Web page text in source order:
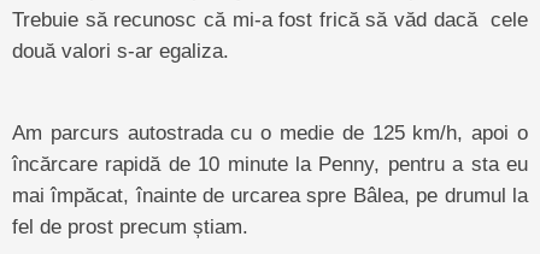
Trebuie să recunosc că mi-a fost frică să văd dacă cele
două valori s-ar egaliza.
Am parcurs autostrada cu o medie de 125 km/h, apoi o
încărcare rapidă de 10 minute la Penny, pentru a sta eu
mai împăcat, înainte de urcarea spre Bâlea, pe drumul la
fel de prost precum știam.